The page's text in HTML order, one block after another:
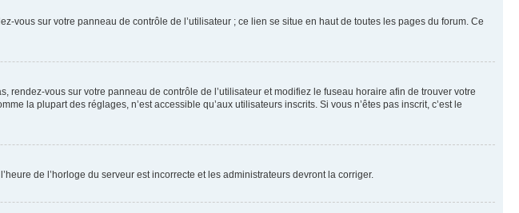
sur votre panneau de contrôle de l’utilisateur ; ce lien se situe en haut de toutes les pages du forum. Ce
rendez-vous sur votre panneau de contrôle de l’utilisateur et modifiez le fuseau horaire afin de trouver votre
la plupart des réglages, n’est accessible qu’aux utilisateurs inscrits. Si vous n’êtes pas inscrit, c’est le
de l’horloge du serveur est incorrecte et les administrateurs devront la corriger.